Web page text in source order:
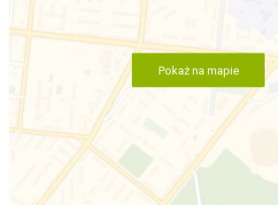
Pokaż na mapie